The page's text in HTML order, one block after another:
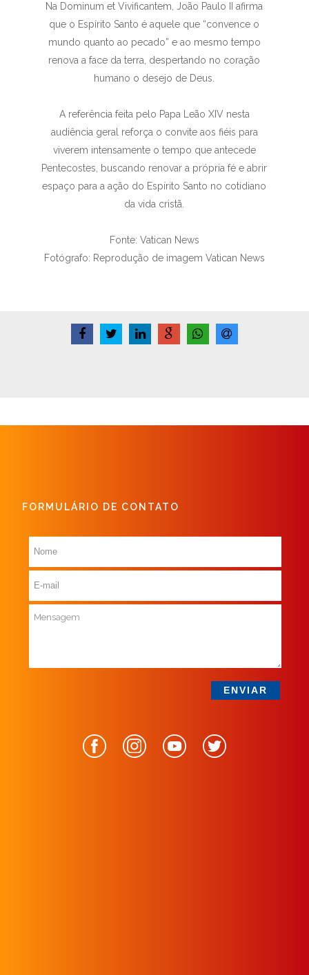
Na Dominum et Vivificantem, João Paulo II afirma
que o Espírito Santo é aquele que “convence o
mundo quanto ao pecado” e ao mesmo tempo
renova a face da terra, despertando no coração
humano o desejo de Deus.
A referência feita pelo Papa Leão XIV nesta
audiência geral reforça o convite aos fiéis para
viverem intensamente o tempo que antecede
Pentecostes, buscando renovar a própria fé e abrir
espaço para a ação do Espírito Santo no cotidiano
da vida cristã.
Fonte: Vatican News
Fotógrafo: Reprodução de imagem Vatican News
FORMULÁRIO DE CONTATO